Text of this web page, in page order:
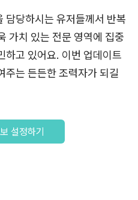
담당하시는 유저들께서 반복
가치 있는 전문 영역에 집중
하고 있어요. 이번 업데이트
주는 든든한 조력자가 되길
설정하기